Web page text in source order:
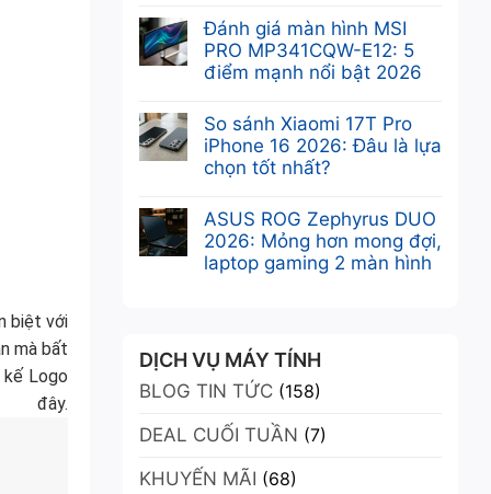
biệt với
mà bất
Logo
đây.
Mạnh
Chuyên
Nghiệp
Ưu
Khám
phá
VGA
Leadtek
A400
4GB:
Sức
Ampere
trong
thiết
kế
có
bình
luận
Card
màn
hình
NVIDIA
A400:
Ampere
mạnh
giá
ưu
đãi
Đánh giá màn hình MSI
PRO MP341CQW-E12: 5
điểm mạnh nổi bật 2026
có
bình
luận
Đánh
giá
màn
hình
E12:
5
mạnh
nổi
bật
So sánh Xiaomi 17T Pro
iPhone 16 2026: Đâu là lựa
chọn tốt nhất?
có
bình
luận
Xiaomi
17T
Pro
16
Đâu
ASUS ROG Zephyrus DUO
2026: Mỏng hơn mong đợi,
laptop gaming 2 màn hình
luận
ở
ASUS
ROG
Zephyrus
DUO
2026:
DỊCH VỤ MÁY TÍNH
BLOG TIN TỨC (158)
DEAL CUỐI TUẦN (7)
KHUYẾN MÃI (68)